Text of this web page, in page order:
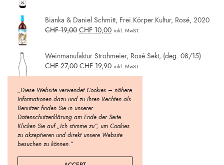
Bianka & Daniel Schmitt, Frei.Körper.Kultur, Rosé, 2020
CHF19,00 CHF 10,00 inkl. MwST.
Weinmanufaktur Strohmeier, Rosé Sekt, (deg. 08/15)
CHF27,00 CHF 19,90 inkl. MwST.
„Diese Website verwendet Cookies – nähere
Informationen dazu und zu Ihren Rechten als
Benutzer finden Sie in unserer
Datenschutzerklärung am Ende der Seite.
Klicken Sie auf „Ich stimme zu“, um Cookies
zu akzeptieren und direkt unsere Website
besuchen zu können.“